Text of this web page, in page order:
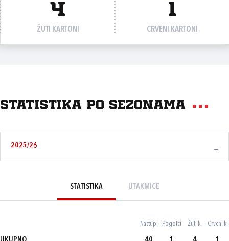
4
ŽUTI KARTONI
1
CRVENI KARTONI
Statistika po sezonama
2025/26
STATISTIKA UTAKMICE
Nastupi Pogotci Žuti k. Crveni k.